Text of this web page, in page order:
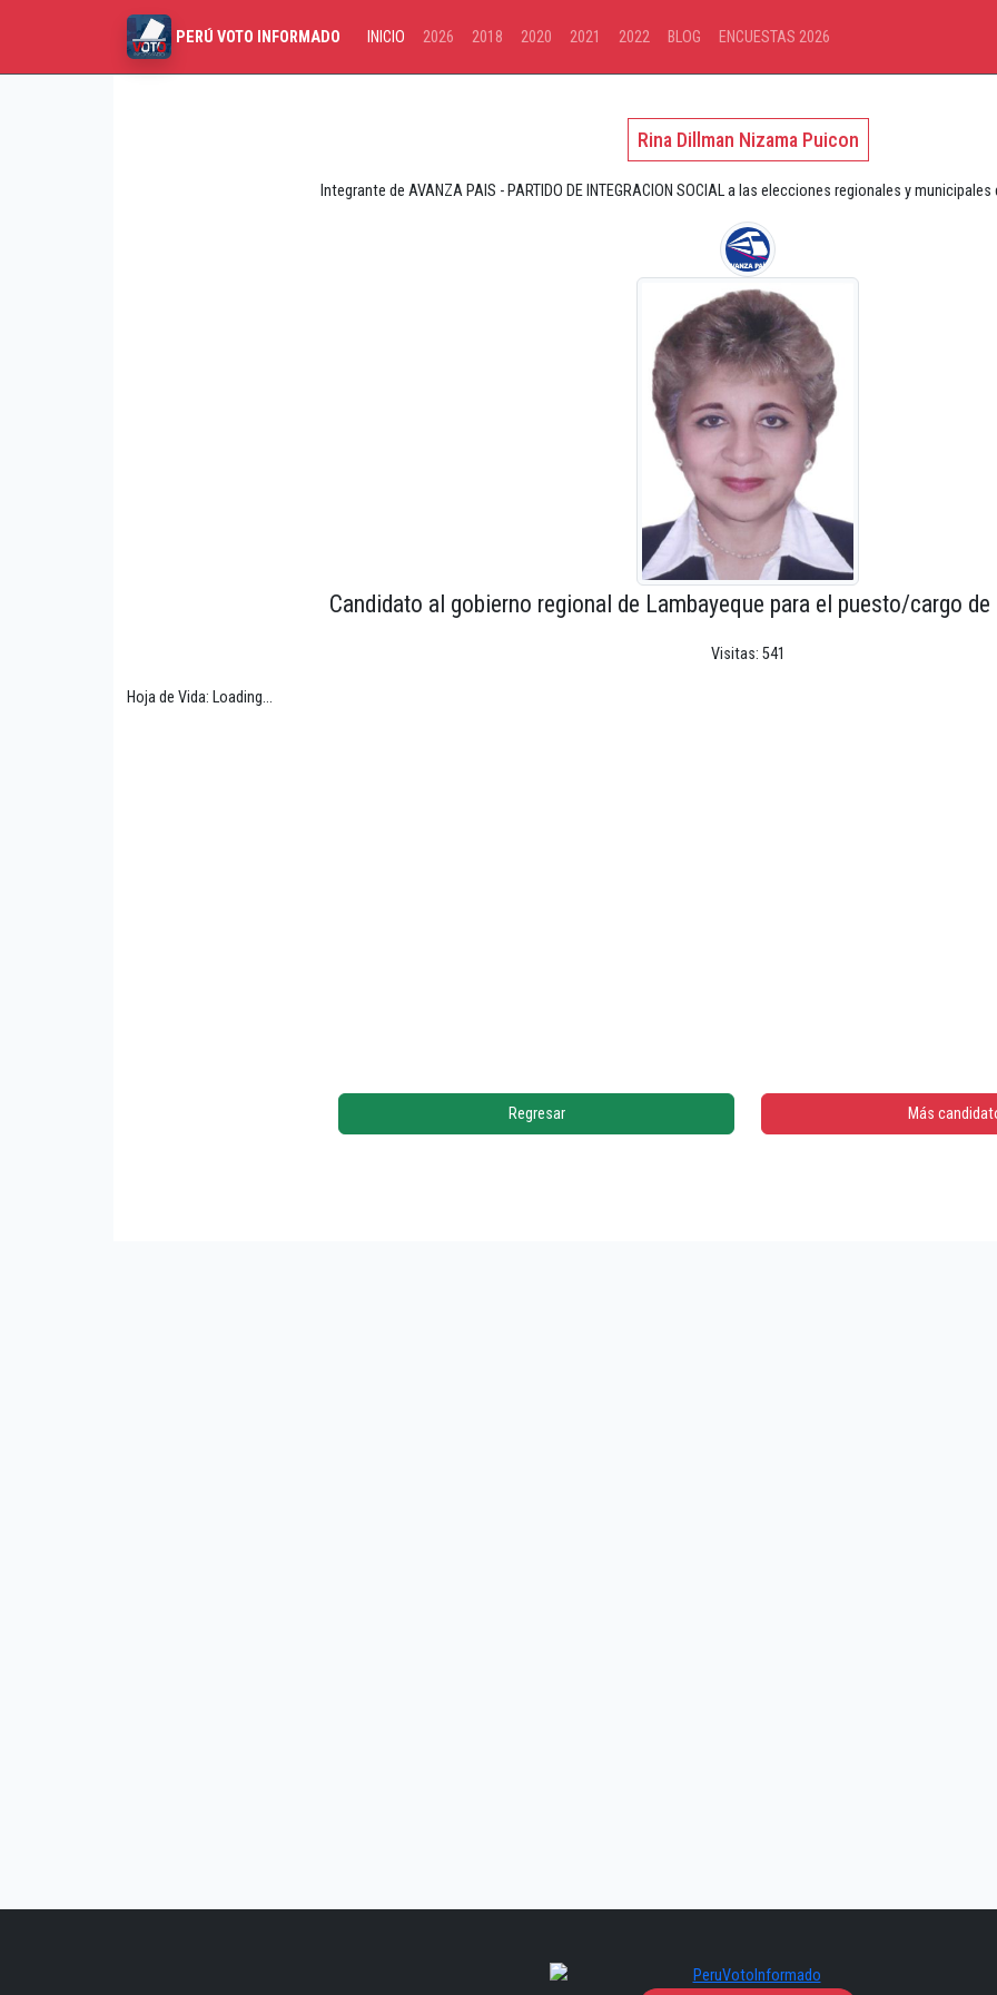
PERÚ VOTO INFORMADO INICIO 2026 2018 2020 2021 2022 BLOG ENCUESTAS 2026
Rina Dillman Nizama Puicon
Integrante de AVANZA PAIS - PARTIDO DE INTEGRACION SOCIAL a las elecciones regionales y
Candidato al gobierno regional de Lambayeque para el puesto/cargo
Visitas: 541
Hoja de Vida: Loading...
Regresar Más